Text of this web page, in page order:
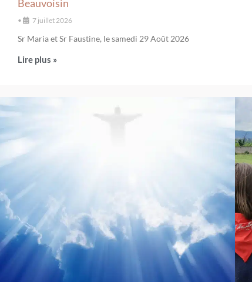
Beauvoisin
• 7 juillet 2026
Sr Maria et Sr Faustine, le samedi 29 Août 2026
Lire plus »